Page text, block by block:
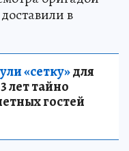
в
«сетку»для
лет тайно
гостей